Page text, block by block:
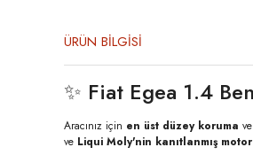
ÜRÜN BİLGİSİ
✨ Fiat Egea 1.4
Aracınız için en üst düzey koruma ve
ve Liqui Moly'nin kanıtlanmış motor